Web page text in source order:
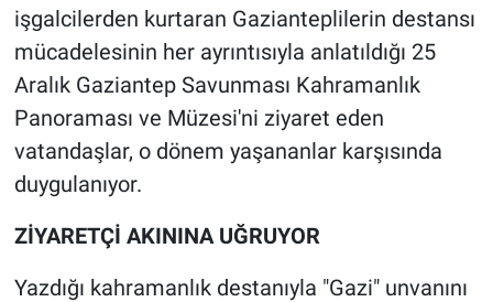
işgalcilerden kurtaran Gazianteplilerin destansı
mücadelesinin her ayrıntısıyla anlatıldığı 25
Aralık Gaziantep Savunması Kahramanlık
Panoraması ve Müzesi'ni ziyaret eden
vatandaşlar, o dönem yaşananlar karşısında
duygulanıyor.
ZİYARETÇİ AKININA UĞRUYOR
Yazdığı kahramanlık destanıyla "Gazi" unvanını